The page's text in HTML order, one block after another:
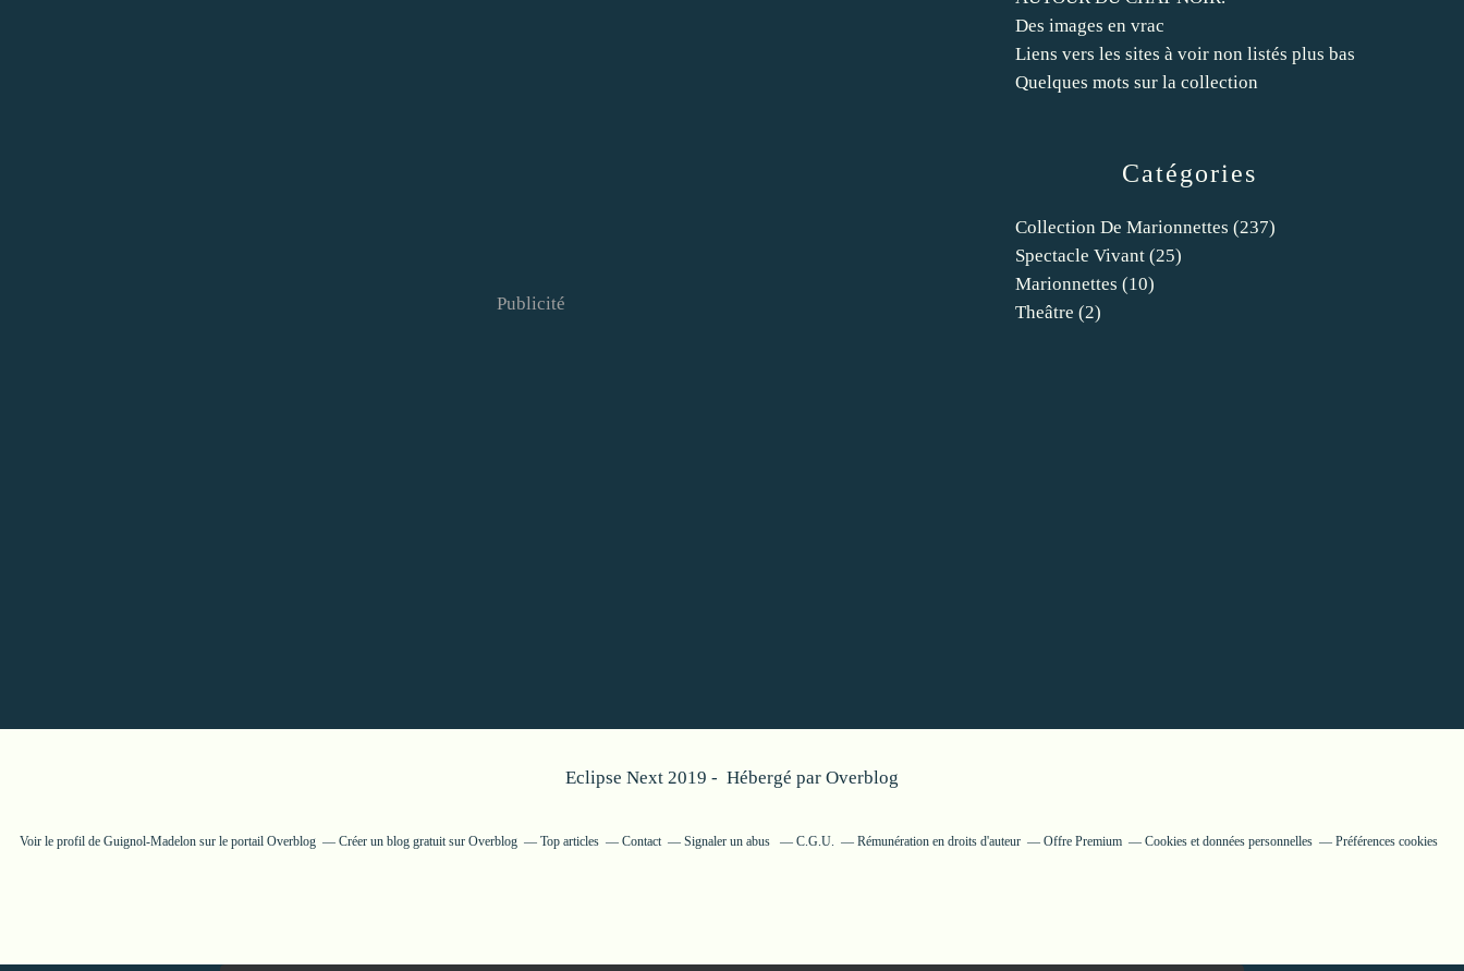
Publicité
Catégories
Collection De Marionnettes (237)
Spectacle Vivant (25)
Marionnettes (10)
Theâtre (2)
Des images en vrac
Liens vers les sites à voir non listés plus bas
Quelques mots sur la collection
Eclipse Next 2019 - Hébergé par Overblog
Voir le profil de Guignol-Madelon sur le portail Overblog Créer un blog gratuit sur Overblog Top articles Contact Signaler un abus C.G.U. Rémunération en droits d'auteur Offre Premium Cookies et données personnelles Préférences cookies